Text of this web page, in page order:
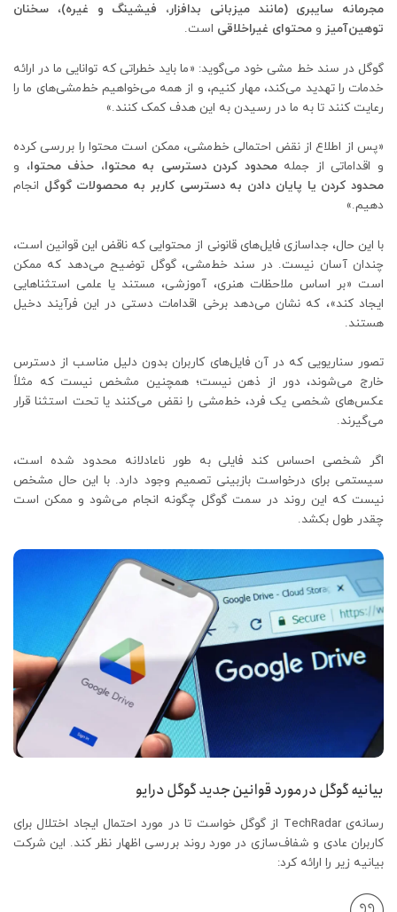
مجرمانه سایبری (مانند میزبانی بدافزار، فیشینگ و غیره)، سخنان
توهین‌آمیز و محتوای غیراخلاقی است.
گوگل در سند خط‌ مشی خود می‌گوید: «ما باید خطراتی که توانایی ما در ارائه
خدمات را تهدید می‌کند، مهار کنیم، و از همه می‌خواهیم خط‌مشی‌های ما را
رعایت کنند تا به ما در رسیدن به این هدف کمک کنند.»
«پس از اطلاع از نقض احتمالی خط‌مشی، ممکن است محتوا را بررسی کرده
و اقداماتی از جملهمحدود کردن دسترسی به محتوا، حذف محتوا، و
محدود کردن یا پایان دادن به دسترسی کاربر به محصولات گوگل انجام
دهیم.»
با این حال، جداسازی فایل‌های قانونی از محتوایی که ناقض این قوانین است،
چندان آسان نیست. در سند خط‌مشی، گوگل توضیح می‌دهد که ممکن
است «بر اساس ملاحظات هنری، آموزشی، مستند یا علمی استثناهایی
ایجاد کند»، که نشان می‌دهد برخی اقدامات دستی در این فرآیند دخیل
هستند.
تصور سناریویی که در آن فایل‌های کاربران بدون دلیل مناسب از دسترس
خارج می‌شوند، دور از ذهن نیست؛ همچنین مشخص نیست که مثلاً
عکس‌های شخصی یک فرد، خط‌مشی را نقض می‌کنند یا تحت استثنا قرار
می‌گیرند.
اگر شخصی احساس کند فایلی به طور ناعادلانه محدود شده است،
سیستمی برای درخواست بازبینی تصمیم وجود دارد. با این حال مشخص
نیست که این روند در سمت گوگل چگونه انجام می‌شود و ممکن است
چقدر طول بکشد.
بیانیه گوگل در مورد قوانین جدید گوگل درایو
رسانه‌ی TechRadar از گوگل خواست تا در مورد احتمال ایجاد اختلال برای
کاربران عادی و شفاف‌سازی در مورد روند بررسی اظهار نظر کند. این شرکت
بیانیه زیر را ارائه کرد: